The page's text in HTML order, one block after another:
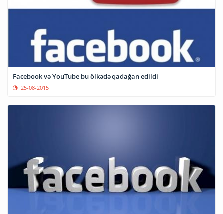
Facebook və YouTube bu ölkədə qadağan edildi
25-08-2015